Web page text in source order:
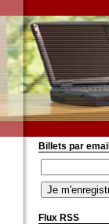
Billets par email
Flux RSS